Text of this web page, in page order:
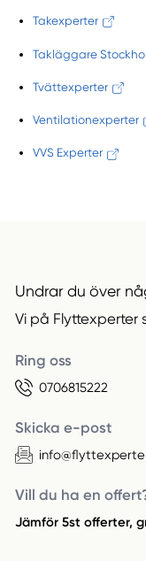
Takexperter
Takläggare
Tvättexperter
Ventilationexperter
VVS Experter
Undrar du över
Vi på Flyttexperter
Ring oss
0706815222
Skicka e-post
Vill du ha en
Jämför 5st offerter,